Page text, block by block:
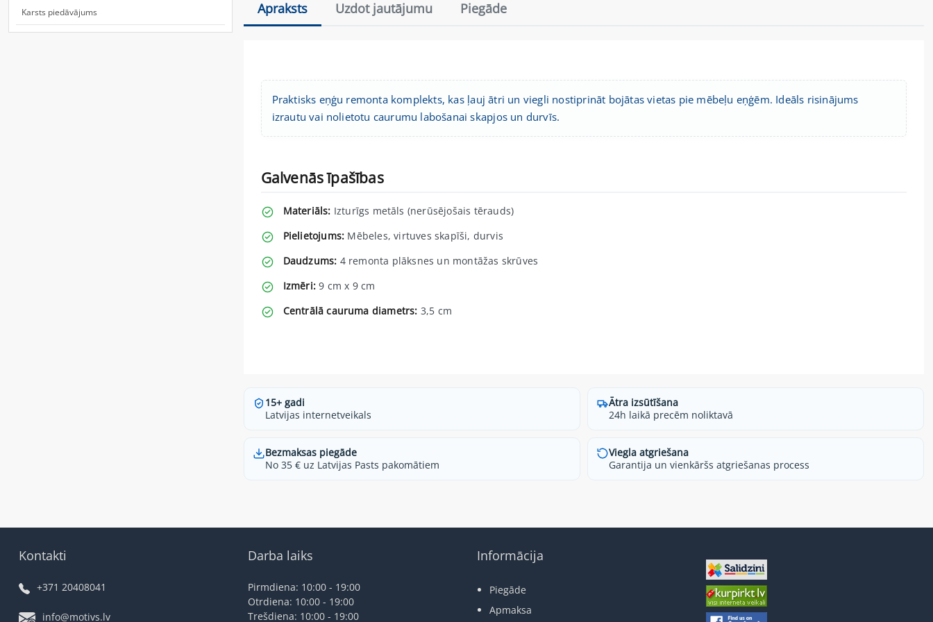
Karsts piedāvājums Apraksts Uzdot jautājumu Piegāde
Praktisks eņģu remonta komplekts, kas ļauj ātri un viegli nostiprināt bojātas vietas pie mēbeļu eņģēm. Ideāls risinājums
izrautu vai nolietotu caurumu labošanai skapjos un durvīs.
Galvenās īpašības
Materiāls: Izturīgs metāls (nerūsējošais tērauds)
Pielietojums: Mēbeles, virtuves skapīši, durvis
Daudzums: 4 remonta plāksnes un montāžas skrūves
Izmēri:9 cm x 9 cm
Centrālā cauruma diametrs: 3,5 cm
15+ gadi
Latvijas internetveikals
Ātra izsūtīšana
24h laikā precēm noliktavā
Bezmaksas piegāde
No 35 € uz Latvijas Pasts pakomātiem
Viegla atgriešana
Garantija un vienkāršs atgriešanas process
Kontakti
+371 20408041
info@motivs.lv
Darba laiks
Pirmdiena: 10:00 - 19:00
Otrdiena: 10:00 - 19:00
Trešdiena: 10:00 - 19:00
Informācija
Piegāde
Apmaksa